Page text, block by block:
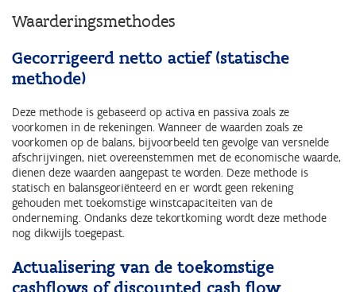
Waarderingsmethodes
Gecorrigeerd netto actief (statische
methode)
Deze methode is gebaseerd op activa en passiva zoals ze
voorkomen in de rekeningen. Wanneer de waarden zoals ze
voorkomen op de balans, bijvoorbeeld ten gevolge van versnelde
afschrijvingen, niet overeenstemmen met de economische waarde,
dienen deze waarden aangepast te worden. Deze methode is
statisch en balansgeoriënteerd en er wordt geen rekening
gehouden met toekomstige winstcapaciteiten van de
onderneming. Ondanks deze tekortkoming wordt deze methode
nog dikwijls toegepast.
Actualisering van de toekomstige
cashflows of discounted cash flow